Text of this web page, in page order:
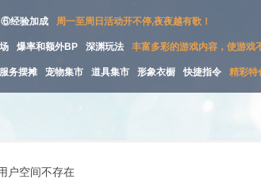
⑥经验加成 周一至周日活动开不停,夜夜越有歌！
爆率和额外BP 深渊玩法 丰富多彩的游戏内容，使游戏
服务摆摊 宠物集市 道具集市 形象衣橱 快捷指令 精彩特
户空间不存在